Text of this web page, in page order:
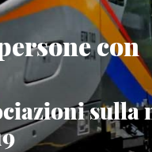
con
sulla